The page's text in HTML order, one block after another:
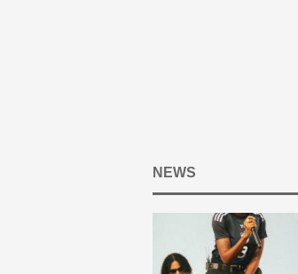
NEWS